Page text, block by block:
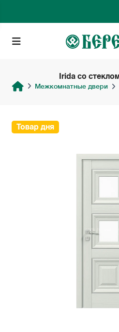
Irida со
Межкомнатные двери
Товар дня